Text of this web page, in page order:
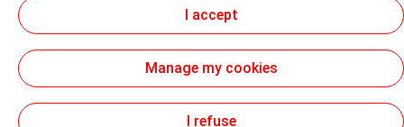
Conditions Générales de Vente
Mentions légales
Données Personnelles
Cookies
default. You can change your cookie settings at any time
by clicking on the "Manage my cookies" button. By clicking
on the "Accept" button, you agree that we may store all
cookies on your device. If you click on "Decline", only the
correctly will be used. For more information, especially
I accept
Manage my cookies
I refuse